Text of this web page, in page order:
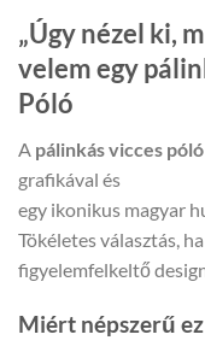
„Úgy nézel ki,
velem egy
Póló
A pálinkás vicces póló
grafikával és
egy ikonikus magyar
Tökéletes választás,
figyelemfelkeltő
Miért népszerű